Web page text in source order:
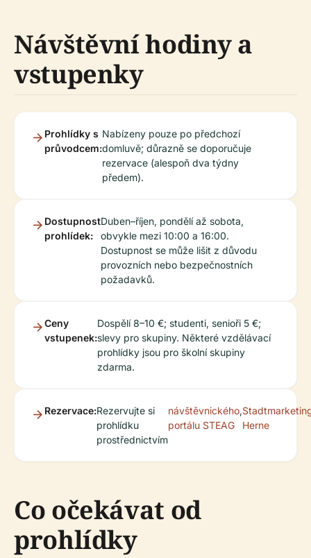
Návštěvní hodiny a
vstupenky
Prohlídky s
průvodcem:
Nabízeny pouze po předchozí
domluvě; důrazně se doporučuje
rezervace (alespoň dva týdny
předem).
Dostupnost
prohlídek:
Duben–říjen, pondělí až sobota,
obvykle mezi 10:00 a 16:00.
Dostupnost se může lišit z důvodu
provozních nebo bezpečnostních
požadavků.
Ceny
vstupenek:
Dospělí 8–10 €; studenti, senioři 5 €;
slevy pro skupiny. Některé vzdělávací
prohlídky jsou pro školní skupiny
zdarma.
Rezervace:Rezervujte si
prohlídku
prostřednictvím
návštěvnického
portálu STEAG
,
Herne
Co očekávat od
prohlídky